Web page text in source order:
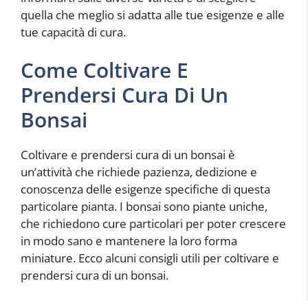
quella che meglio si adatta alle tue esigenze e alle
tue capacità di cura.
Come Coltivare E
Prendersi Cura Di Un
Bonsai
Coltivare e prendersi cura di un bonsai è
un’attività che richiede pazienza, dedizione e
conoscenza delle esigenze specifiche di questa
particolare pianta. I bonsai sono piante uniche,
che richiedono cure particolari per poter crescere
in modo sano e mantenere la loro forma
miniature. Ecco alcuni consigli utili per coltivare e
prendersi cura di un bonsai.